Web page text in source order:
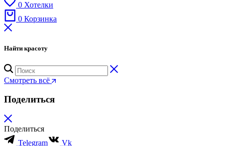
0 Хотелки
0 Корзинка
Найти красоту
Смотреть всё
Поделиться
Поделиться
Telegram
Vk